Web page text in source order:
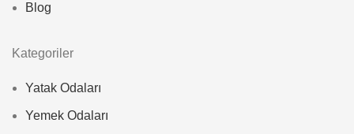
Blog
Kategoriler
Yatak Odaları
Yemek Odaları